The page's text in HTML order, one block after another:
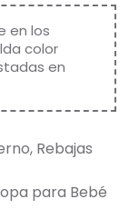
en los
color
en
, Rebajas
para Bebé